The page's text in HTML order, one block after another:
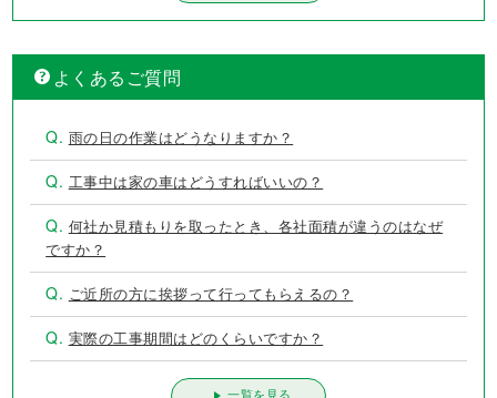
外壁塗装、屋根塗装の失敗例 第5位は？
よくあるご質問